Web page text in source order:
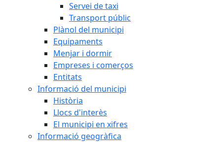
Servei de taxi
Transport públic
Plànol del municipi
Equipaments
Menjar i dormir
Empreses i comerços
Entitats
Informació del municipi
Història
Llocs d'interès
El municipi en xifres
Informació geogràfica